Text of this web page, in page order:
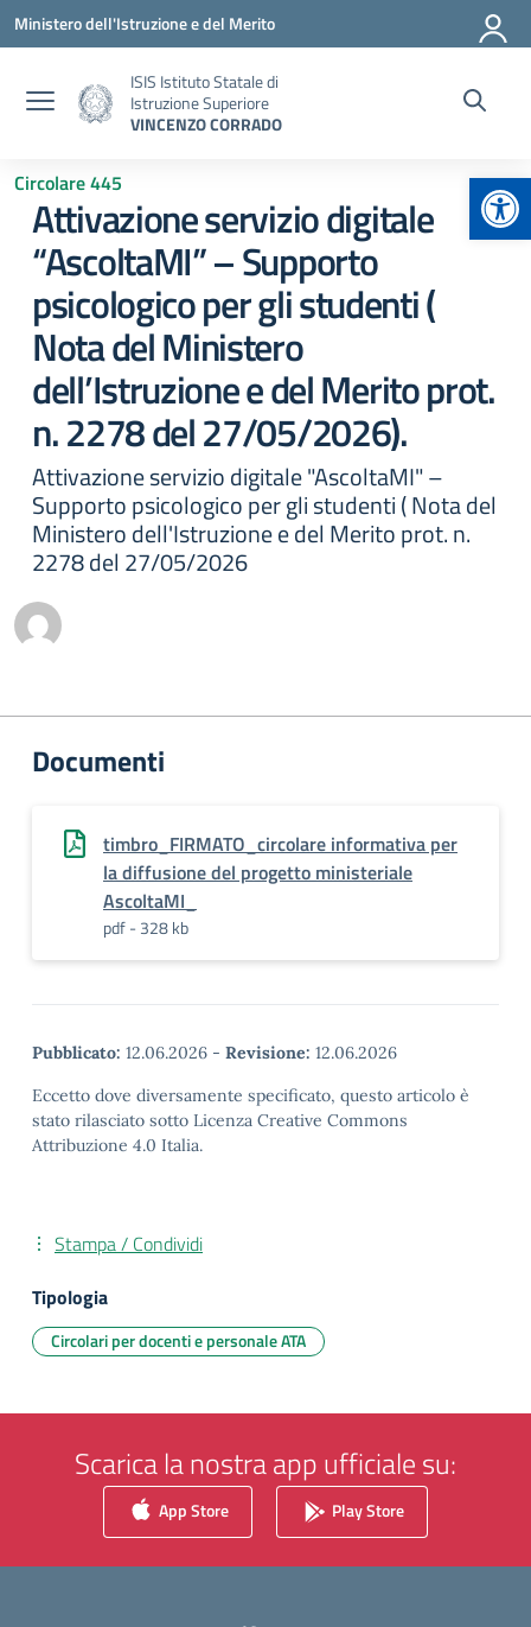
Vai ai contenuti
Vai al menu di navigazione
Vai al footer
Ministero dell'Istruzione e del Merito
ISIS Istituto Statale di
Istruzione Superiore
VINCENZO CORRADO
Circolare 445
Attivazione servizio digitale
“AscoltaMI” – Supporto
psicologico per gli studenti (
Nota del Ministero
dell’Istruzione e del Merito prot.
n. 2278 del 27/05/2026).
Attivazione servizio digitale "AscoltaMI" –
Supporto psicologico per gli studenti ( Nota del
Ministero dell'Istruzione e del Merito prot. n.
2278 del 27/05/2026
Documenti
timbro_FIRMATO_circolare informativa per
la diffusione del progetto ministeriale
AscoltaMI_
pdf - 328 kb
Pubblicato: 12.06.2026 - Revisione: 12.06.2026
Eccetto dove diversamente specificato, questo articolo è
stato rilasciato sotto Licenza Creative Commons
Attribuzione 4.0 Italia.
Stampa / Condividi
Tipologia
Circolari per docenti e personale ATA
Scarica la nostra app ufficiale su:
App Store Play Store